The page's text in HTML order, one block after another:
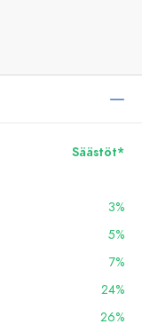
Säästöt*
3%
5%
7%
24%
26%